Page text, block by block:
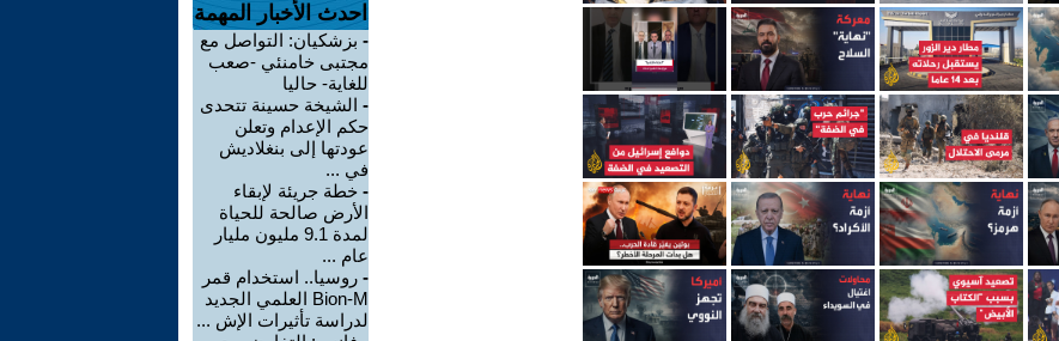
احدث الأخبار المهمة
- بزشكيان: التواصل مع
مجتبى خامنئي -صعب
للغاية- حاليا
- الشيخة حسينة تتحدى
حكم الإعدام وتعلن
عودتها إلى بنغلاديش
في ...
- خطة جريئة لإبقاء
الأرض صالحة للحياة
لمدة 9.1 مليون مليار
عام ...
- روسيا.. استخدام قمر
Bion-M العلمي الجديد
لدراسة تأثيرات الإش ...